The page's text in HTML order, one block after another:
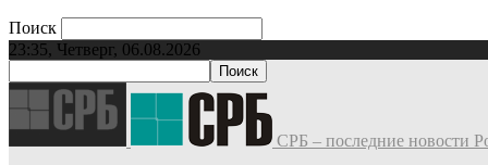
Поиск
23:35, Четверг, 06.08.2026
СРБ – последние новости